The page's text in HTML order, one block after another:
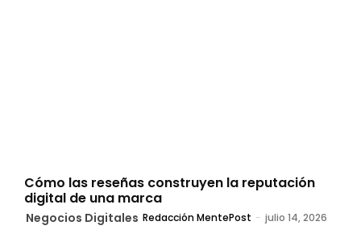
Cómo las reseñas construyen la reputación
digital de una marca
Negocios Digitales Redacción MentePost - julio 14, 2026